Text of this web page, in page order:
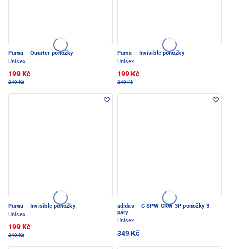
Puma · Quarter ponožky
Unisex
199 Kč
249 Kč
Puma ·
Invisible ponožky
Unisex
199 Kč
249 Kč
Puma ·
Invisible ponožky
Unisex
199 Kč
249 Kč
adidas · C SPW CRW 3P ponožky 3
páry
Unisex
349 Kč